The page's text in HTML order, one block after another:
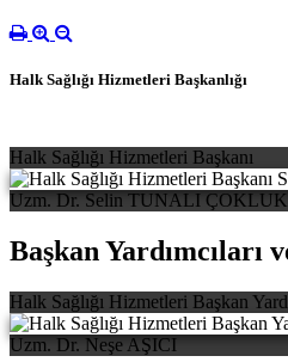
Halk Sağlığı Hizmetleri Başkanlığı
Halk Sağlığı Hizmetleri Başkanı
Uzm. Dr. Selin TUNALI ÇOKLUK
Başkan Yardımcıları
Halk Sağlığı Hizmetleri Başkan
Uzm. Dr. Neşe AŞICI